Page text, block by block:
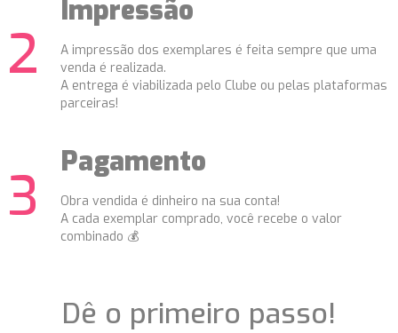
Impressão
A impressão dos exemplares é feita sempre que uma
venda é realizada.
A entrega é viabilizada pelo Clube ou pelas plataformas
parceiras!
Pagamento
Obra vendida é dinheiro na sua conta!
A cada exemplar comprado, você recebe o valor
combinado 💰
Dê o primeiro passo!